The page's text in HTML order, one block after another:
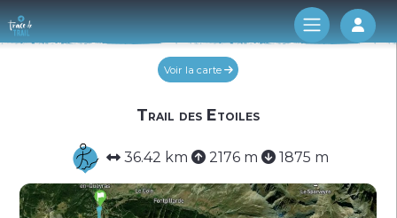
Log
Voir la carte
Trail des Etoiles
36.42 km 2176 m 1875 m